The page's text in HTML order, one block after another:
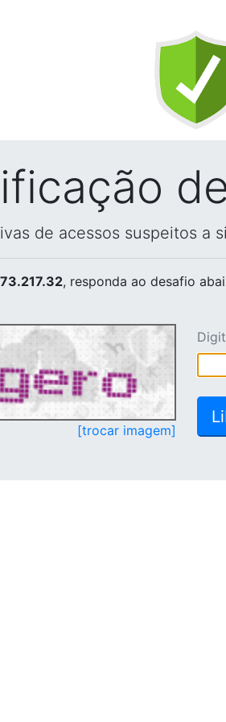
de acessos suspeitos a
, responda ao desafio
[trocar imagem]